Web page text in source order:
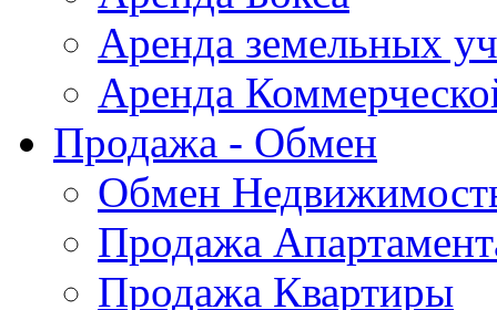
Аренда земельных
Аренда
Продажа - Обмен
Обмен
Продажа
Продажа Квартиры